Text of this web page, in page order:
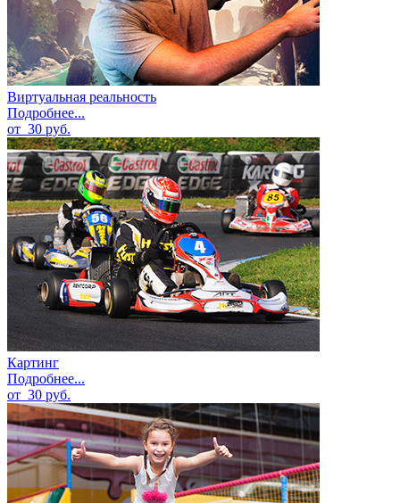
Виртуальная реальность
Подробнее...
от 30 руб.
Картинг
Подробнее...
от 30 руб.